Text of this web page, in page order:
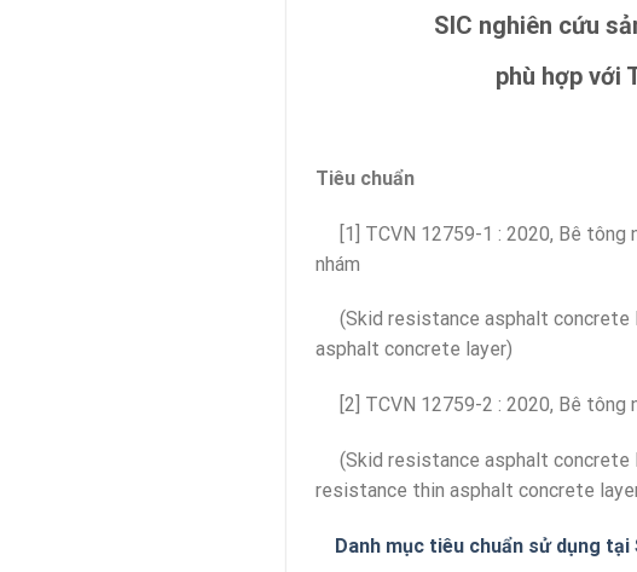
SIC nghiên cứu
phù hợp với
Tiêu chuẩn
[1] TCVN 12759-1 : 2020, Bê tông
nhám
(Skid resistance asphalt concrete
asphalt concrete layer)
[2] TCVN 12759-2 : 2020, Bê tông
(Skid resistance asphalt concrete
resistance thin asphalt concrete
Danh mục tiêu chuẩn sử dụng tại